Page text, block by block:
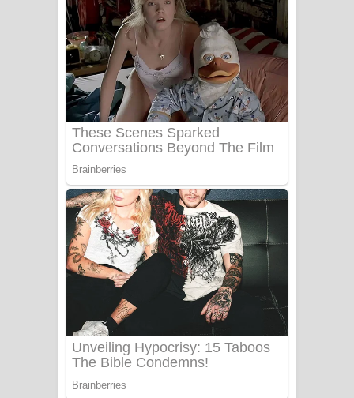
- ලියමුද දැන් අනාගතේ ගීතයේ පද පෙළ
Doni Song Lyrics - දෝණි ගීතයේ පද
පෙළ
Benthara Palame Song Lyrics -
බෙන්තර පාලමේ ගීතයේ පද පෙළ
Sanda Babalena Song Lyrics - සඳ
බැබලෙන ගීතයේ පද පෙළ
Adare Wadi Nisa Song Lyrics - ආදරේ
වැඩි නිසා ගීතයේ පද පෙළ
UNUHUMA Song Lyrics - උණුහුම
ගීතයේ පද පෙළ
Katakara Song Lyrics - කටකාර ගීතයේ